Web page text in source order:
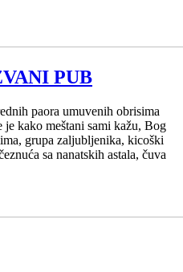
PUB
paora umuvenih obrisima
kako meštani sami kažu, Bog
grupa zaljubljenika, kicoški
sa nanatskih astala, čuva